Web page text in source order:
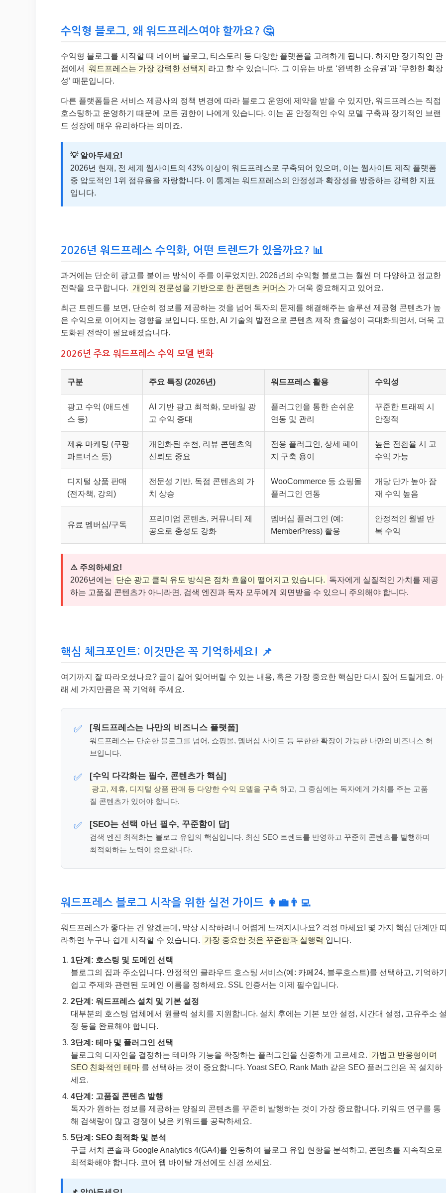
수익형 블로그, 왜 워드프레스여야 할까요? 🤔
수익형 블로그를 시작할 때 네이버 블로그, 티스토리 등 다양한 플랫폼을 고려하게 됩니다. 하지만 장기적인 관
점에서
워드프레스는 가장 강력한 선택지
라고 할 수 있습니다. 그 이유는 바로 ‘완벽한 소유권’과 ‘무한한 확장
성’ 때문입니다.
다른 플랫폼들은 서비스 제공사의 정책 변경에 따라 블로그 운영에 제약을 받을 수 있지만, 워드프레스는 직접
호스팅하고 운영하기 때문에 모든 권한이 나에게 있습니다. 이는 곧 안정적인 수익 모델 구축과 장기적인 브랜
드 성장에 매우 유리하다는 의미죠.
💡 알아두세요!
2026년 현재, 전 세계 웹사이트의 43% 이상이 워드프레스로 구축되어 있으며, 이는 웹사이트 제작 플랫폼
중 압도적인 1위 점유율을 자랑합니다. 이 통계는 워드프레스의 안정성과 확장성을 방증하는 강력한 지표
입니다.
2026년 워드프레스 수익화, 어떤 트렌드가 있을까요? 📊
과거에는 단순히 광고를 붙이는 방식이 주를 이루었지만, 2026년의 수익형 블로그는 훨씬 더 다양하고 정교한
전략을 요구합니다. 개인의 전문성을 기반으로 한 콘텐츠 커머스 가 더욱 중요해지고 있어요.
최근 트렌드를 보면, 단순히 정보를 제공하는 것을 넘어 독자의 문제를 해결해주는 솔루션 제공형 콘텐츠가 높
은 수익으로 이어지는 경향을 보입니다. 또한, AI 기술의 발전으로 콘텐츠 제작 효율성이 극대화되면서, 더욱 고
도화된 전략이 필요해졌습니다.
2026년 주요 워드프레스 수익 모델 변화
구분 주요 특징 (2026년) 워드프레스 활용 수익성
광고 수익 (애드센
스 등)
AI 기반 광고 최적화, 모바일 광
고 수익 증대
플러그인을 통한 손쉬운
연동 및 관리
꾸준한 트래픽 시
안정적
제휴 마케팅 (쿠팡
파트너스 등)
개인화된 추천, 리뷰 콘텐츠의
신뢰도 중요
전용 플러그인, 상세 페이
지 구축 용이
높은 전환율 시 고
수익 가능
디지털 상품 판매
(전자책, 강의)
전문성 기반, 독점 콘텐츠의 가
치 상승
WooCommerce 등 쇼핑몰
플러그인 연동
개당 단가 높아 잠
재 수익 높음
유료 멤버십/구독
프리미엄 콘텐츠, 커뮤니티 제
공으로 충성도 강화
멤버십 플러그인 (예:
MemberPress) 활용
안정적인 월별 반
복 수익
⚠️ 주의하세요!
2026년에는 단순 광고 클릭 유도 방식은 점차 효율이 떨어지고 있습니다. 독자에게 실질적인 가치를 제공
하는 고품질 콘텐츠가 아니라면, 검색 엔진과 독자 모두에게 외면받을 수 있으니 주의해야 합니다.
핵심 체크포인트: 이것만은 꼭 기억하세요! 📌
여기까지 잘 따라오셨나요? 글이 길어 잊어버릴 수 있는 내용, 혹은 가장 중요한 핵심만 다시 짚어 드릴게요. 아
래 세 가지만큼은 꼭 기억해 주세요.
✅ [워드프레스는 나만의 비즈니스 플랫폼]
워드프레스는 단순한 블로그를 넘어, 쇼핑몰, 멤버십 사이트 등 무한한 확장이 가능한 나만의 비즈니스 허
브입니다.
✅ [수익 다각화는 필수, 콘텐츠가 핵심]
광고, 제휴, 디지털 상품 판매 등 다양한 수익 모델을 구축 하고, 그 중심에는 독자에게 가치를 주는 고품
질 콘텐츠가 있어야 합니다.
✅ [SEO는 선택 아닌 필수, 꾸준함이 답]
검색 엔진 최적화는 블로그 유입의 핵심입니다. 최신 SEO 트렌드를 반영하고 꾸준히 콘텐츠를 발행하며
최적화하는 노력이 중요합니다.
워드프레스 블로그 시작을 위한 실전 가이드 👩‍💼👨‍💻
워드프레스가 좋다는 건 알겠는데, 막상 시작하려니 어렵게 느껴지시나요? 걱정 마세요! 몇 가지 핵심 단계만
라하면 누구나 쉽게 시작할 수 있습니다. 가장 중요한 것은 꾸준함과 실행력 입니다.
1단계: 호스팅 및 도메인 선택
블로그의 집과 주소입니다. 안정적인 클라우드 호스팅 서비스(예: 카페24, 블루호스트)를 선택하고, 기억하
쉽고 주제와 관련된 도메인 이름을 정하세요. SSL 인증서는 이제 필수입니다.
2단계: 워드프레스 설치 및 기본 설정
대부분의 호스팅 업체에서 원클릭 설치를 지원합니다. 설치 후에는 기본 보안 설정, 시간대 설정, 고유주소
정 등을 완료해야 합니다.
3단계: 테마 및 플러그인 선택
블로그의 디자인을 결정하는 테마와 기능을 확장하는 플러그인을 신중하게 고르세요. 가볍고 반응형이며
SEO 친화적인 테마 를 선택하는 것이 중요합니다. Yoast SEO, Rank Math 같은 SEO 플러그인은 꼭 설치하
세요.
4단계: 고품질 콘텐츠 발행
독자가 원하는 정보를 제공하는 양질의 콘텐츠를 꾸준히 발행하는 것이 가장 중요합니다. 키워드 연구를 통
해 검색량이 많고 경쟁이 낮은 키워드를 공략하세요.
5단계: SEO 최적화 및 분석
구글 서치 콘솔과 Google Analytics 4(GA4)를 연동하여 블로그 유입 현황을 분석하고, 콘텐츠를 지속적으로
최적화해야 합니다. 코어 웹 바이탈 개선에도 신경 쓰세요.